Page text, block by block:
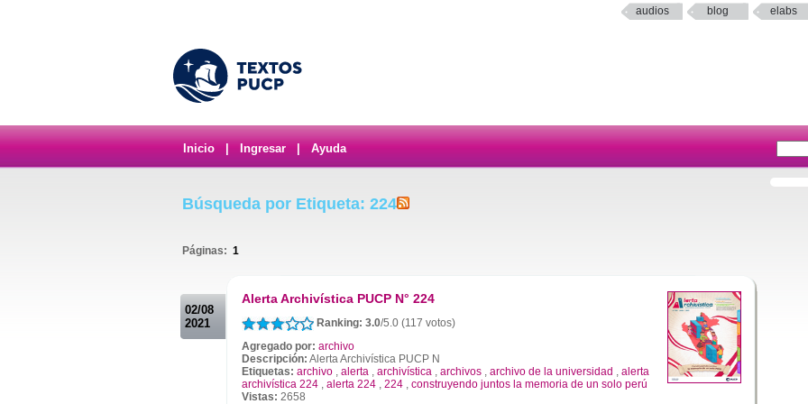
audios blog elabs
Inicio Ingresar Ayuda
Búsqueda por Etiqueta: 224
Páginas: 1
02/08
2021
Alerta Archivística PUCP N° 224
Ranking: 3.0/5.0 (117 votos)
Agregado por: archivo
Descripción: Alerta Archivística PUCP N
Etiquetas: archivo , alerta , archivística , archivos , archivo de la universidad , alerta
archivística 224 , alerta 224 , 224 , construyendo juntos la memoria de un solo perú
Vistas: 2658